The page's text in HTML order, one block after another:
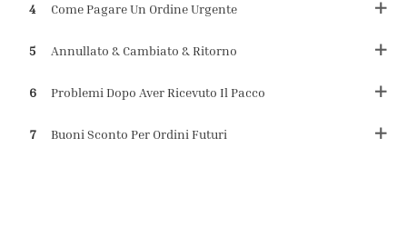
4 Come Pagare Un Ordine Urgente
5 Annullato & Cambiato & Ritorno
6 Problemi Dopo Aver Ricevuto Il Pacco
7 Buoni Sconto Per Ordini Futuri